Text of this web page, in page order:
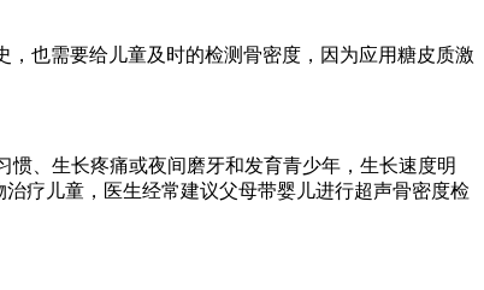
也需要给儿童及时的检测骨密度，因为应用糖皮质激
、生长疼痛或夜间磨牙和发育青少年，生长速度明
疗儿童，医生经常建议父母带婴儿进行超声骨密度检